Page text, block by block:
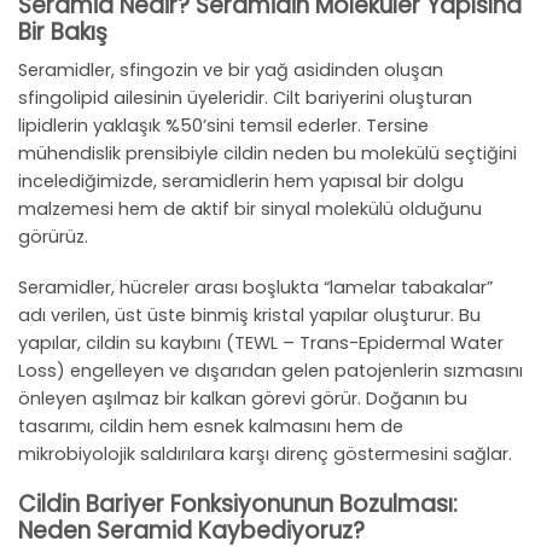
Bir Bakış
Seramidler, sfingozin ve bir yağ asidinden oluşan
sfingolipid ailesinin üyeleridir. Cilt bariyerini oluşturan
lipidlerin yaklaşık %50’sini temsil ederler. Tersine
mühendislik prensibiyle cildin neden bu molekülü seçtiğini
incelediğimizde, seramidlerin hem yapısal bir dolgu
malzemesi hem de aktif bir sinyal molekülü olduğunu
görürüz.
Seramidler, hücreler arası boşlukta “lamelar tabakalar”
adı verilen, üst üste binmiş kristal yapılar oluşturur. Bu
yapılar, cildin su kaybını (TEWL – Trans-Epidermal Water
Loss) engelleyen ve dışarıdan gelen patojenlerin sızmasını
önleyen aşılmaz bir kalkan görevi görür. Doğanın bu
tasarımı, cildin hem esnek kalmasını hem de
mikrobiyolojik saldırılara karşı direnç göstermesini sağlar.
Cildin Bariyer Fonksiyonunun Bozulması:
Neden Seramid Kaybediyoruz?